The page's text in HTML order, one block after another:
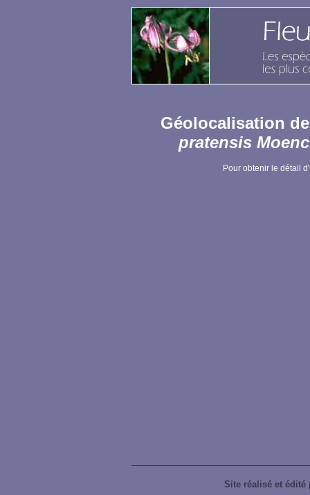
Géolocalisation
pratensis
Pour obtenir le détail
Site réalisé et édité